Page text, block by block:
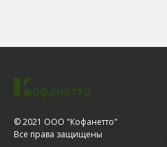
© 2021 ООО "Кофанетто"
Все права защищены